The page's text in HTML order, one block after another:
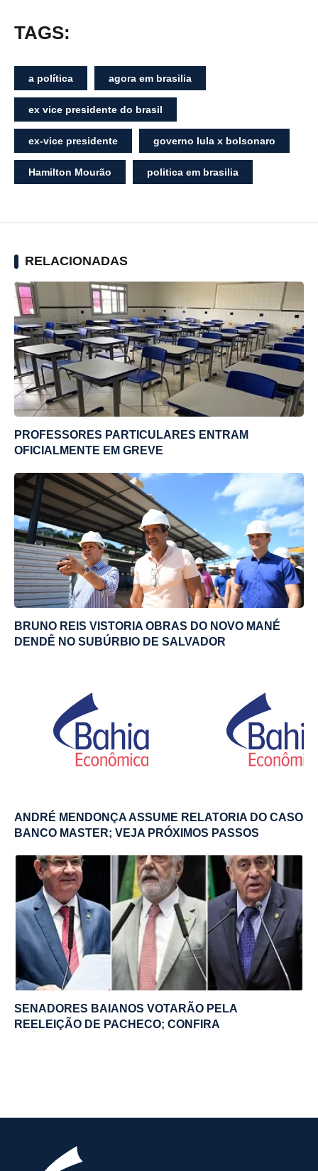
TAGS:
a política agora em brasilia
ex vice presidente do brasil
ex-vice presidente governo lula x bolsonaro
Hamilton Mourão politica em brasilia
RELACIONADAS
PROFESSORES PARTICULARES ENTRAM
OFICIALMENTE EM GREVE
BRUNO REIS VISTORIA OBRAS DO NOVO MANÉ
DENDÊ NO SUBÚRBIO DE SALVADOR
ANDRÉ MENDONÇA ASSUME RELATORIA DO CASO
BANCO MASTER; VEJA PRÓXIMOS PASSOS
SENADORES BAIANOS VOTARÃO PELA
REELEIÇÃO DE PACHECO; CONFIRA